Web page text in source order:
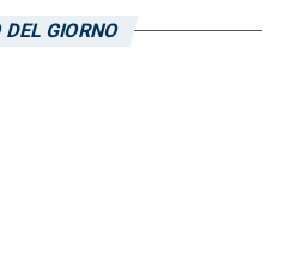
a superare un
DEL GIORNO